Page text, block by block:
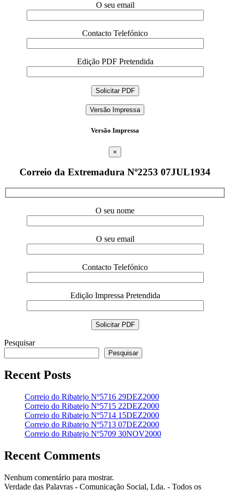
O seu email
Contacto Telefónico
Edição PDF Pretendida
Versão Impressa
Versão Impressa
×
Correio da Extremadura Nº2253 07JUL1934
O seu nome
O seu email
Contacto Telefónico
Edição Impressa Pretendida
Pesquisar
Pesquisar
Recent Posts
Correio do Ribatejo Nº5716 29DEZ2000
Correio do Ribatejo Nº5715 22DEZ2000
Correio do Ribatejo Nº5714 15DEZ2000
Correio do Ribatejo Nº5713 07DEZ2000
Correio do Ribatejo Nº5709 30NOV2000
Recent Comments
Nenhum comentário para mostrar.
Verdade das Palavras - Comunicação Social, Lda. - Todos os